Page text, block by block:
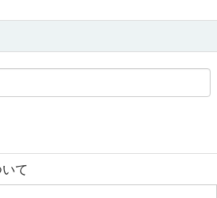
て